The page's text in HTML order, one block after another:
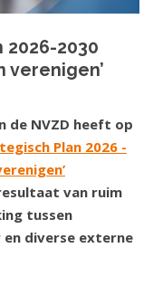
2026-2030
verenigen’
de NVZD heeft op
Plan 2026 -
van ruim
tussen
diverse externe